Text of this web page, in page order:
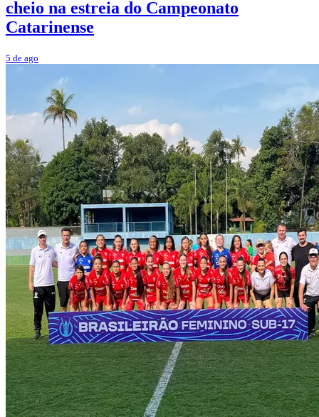
cheio na estreia do Campeonato
Catarinense
5 de ago